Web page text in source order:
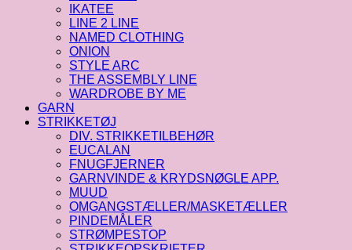
IKATEE
LINE 2 LINE
NAMED CLOTHING
ONION
STYLE ARC
THE ASSEMBLY LINE
WARDROBE BY ME
GARN
STRIKKETØJ
DIV. STRIKKETILBEHØR
EUCALAN
FNUGFJERNER
GARNVINDE & KRYDSNØGLE APP.
MUUD
OMGANGSTÆLLER/MASKETÆLLER
PINDEMÅLER
STRØMPESTOP